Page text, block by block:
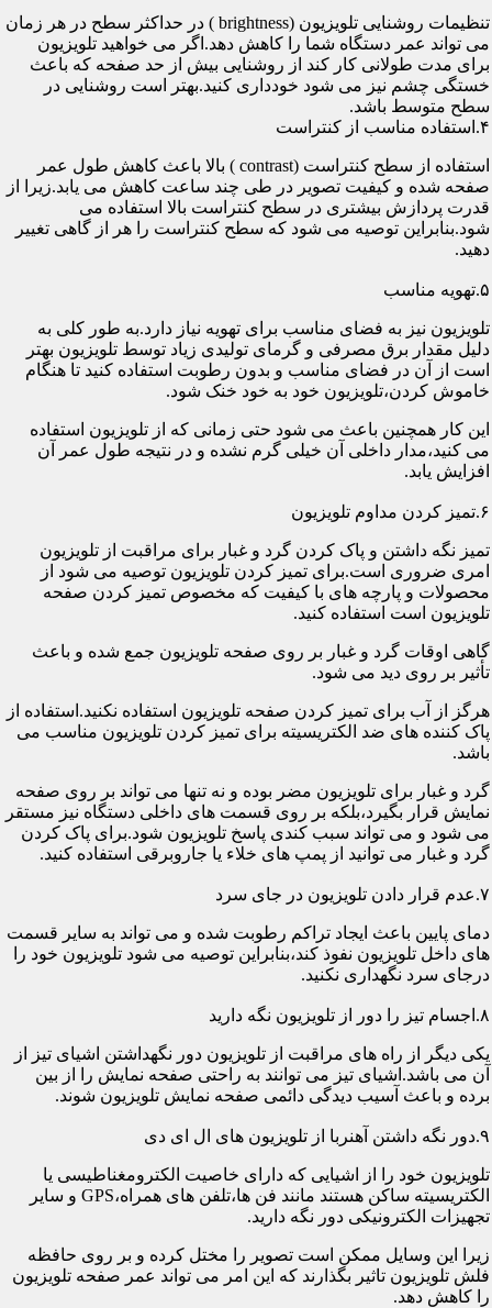
تنظیمات روشنایی تلویزیون (brightness ) در حداکثر سطح در هر زمان
می تواند عمر دستگاه شما را کاهش دهد.اگر می خواهید تلویزیون
برای مدت طولانی کار کند از روشنایی بیش از حد صفحه که باعث
خستگی چشم نیز می شود خودداری کنید.بهتر است روشنایی در
سطح متوسط باشد.
۴.استفاده مناسب از کنتراست
استفاده از سطح کنتراست (contrast ) بالا باعث کاهش طول عمر
صفحه شده و کیفیت تصویر در طی چند ساعت کاهش می یابد.زیرا از
قدرت پردازش بیشتری در سطح کنتراست بالا استفاده می
شود.بنابراین توصیه می شود که سطح کنتراست را هر از گاهی تغییر
دهید.
۵.تهویه مناسب
تلویزیون نیز به فضای مناسب برای تهویه نیاز دارد.به طور کلی به
دلیل مقدار برق مصرفی و گرمای تولیدی زیاد توسط تلویزیون بهتر
است از آن در فضای مناسب و بدون رطوبت استفاده کنید تا هنگام
خاموش کردن،تلویزیون خود به خود خنک شود.
این کار همچنین باعث می شود حتی زمانی که از تلویزیون استفاده
می کنید،مدار داخلی آن خیلی گرم نشده و در نتیجه طول عمر آن
افزایش یابد.
۶.تمیز کردن مداوم تلویزیون
تمیز نگه داشتن و پاک کردن گرد و غبار برای مراقبت از تلویزیون
امری ضروری است.برای تمیز کردن تلویزیون توصیه می شود از
محصولات و پارچه های با کیفیت که مخصوص تمیز کردن صفحه
تلویزیون است استفاده کنید.
گاهی اوقات گرد و غبار بر روی صفحه تلویزیون جمع شده و باعث
تأثیر بر روی دید می شود.
هرگز از آب برای تمیز کردن صفحه تلویزیون استفاده نکنید.استفاده از
پاک کننده های ضد الکتریسیته برای تمیز کردن تلویزیون مناسب می
باشد.
گرد و غبار برای تلویزیون مضر بوده و نه تنها می تواند بر روی صفحه
نمایش قرار بگیرد،بلکه بر روی قسمت های داخلی دستگاه نیز مستقر
می شود و می تواند سبب کندی پاسخ تلویزیون شود.برای پاک کردن
گرد و غبار می توانید از پمپ های خلاء یا جاروبرقی استفاده کنید.
۷.عدم قرار دادن تلویزیون در جای سرد
دمای پایین باعث ایجاد تراکم رطوبت شده و می تواند به سایر قسمت
های داخل تلویزیون نفوذ کند،بنابراین توصیه می شود تلویزیون خود را
درجای سرد نگهداری نکنید.
۸.اجسام تیز را دور از تلویزیون نگه دارید
یکی دیگر از راه های مراقبت از تلویزیون دور نگهداشتن اشیای تیز از
آن می باشد.اشیای تیز می توانند به راحتی صفحه نمایش را از بین
برده و باعث آسیب دیدگی دائمی صفحه نمایش تلویزیون شوند.
۹.دور نگه داشتن آهنربا از تلویزیون های ال ای دی
تلویزیون خود را از اشیایی که دارای خاصیت الکترومغناطیسی یا
الکتریسیته ساکن هستند مانند فن ها،تلفن های همراه،GPS و سایر
تجهیزات الکترونیکی دور نگه دارید.
زیرا این وسایل ممکن است تصویر را مختل کرده و بر روی حافظه
فلش تلویزیون تاثیر بگذارند که این امر می تواند عمر صفحه تلویزیون
را کاهش دهد.